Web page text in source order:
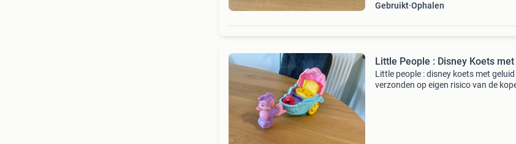
Gebruikt Ophalen
Little People : Disney Koets
Little people : disney koets met
verzonden op eigen risico van de